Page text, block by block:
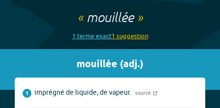
« mouillée»
1 termeexact1 suggestion
mouillée (adj.)
1 imprégné de liquide, de vapeur. source